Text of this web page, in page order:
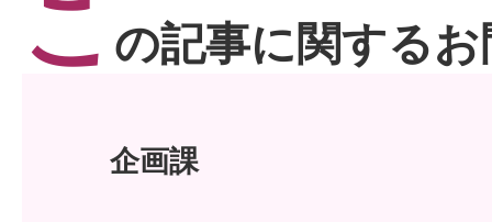
こ の記事に関する
企画課